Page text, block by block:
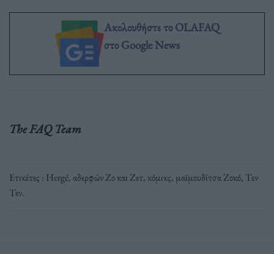
Ακολουθήστε το OLAFAQ
στο Google News
The FAQ Team
Ετικέτες : Hergé,αδερφών Ζο και Ζετ,κόμικς, μαϊμουδίτσα Ζοκό, Τεν
Τεν.